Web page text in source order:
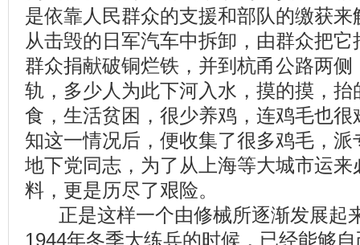
是依靠人民群众的支援和部队的缴获
从击毁的日军汽车中拆卸，由群众把
群众捐献破铜烂铁，并到杭甬公路两
轨，多少人为此下河入水，摸的摸，
食，生活贫困，很少养鸡，连鸡毛也
知这一情况后，便收集了很多鸡毛，
地下党同志，为了从上海等大城市运
料，更是历尽了艰险。
正是这样一个由修械所逐渐发展起
1944年冬季大练兵的时候，已经能够